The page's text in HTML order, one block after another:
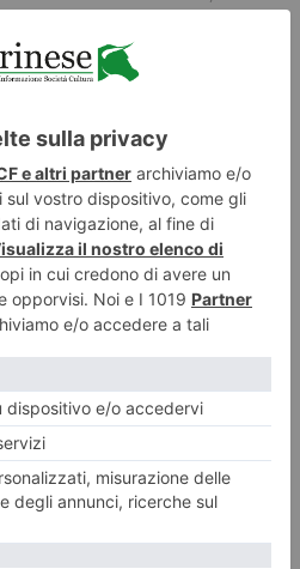
con il
il contributo dellaCompagnia di
diMoncalieri cittàgreen
collina, i giardini e le antiche
il panorama, le piste ciclabili e
Paolo Montagnaafferma che
che renda Moncalieri
mettendo anche in luce la
Rose” accoglie nel corso
che, insieme alle tante
tradizioni e natura,
e curiosità, valori
offrono occasioni per vivere la
ancora il genius loci, l’anima